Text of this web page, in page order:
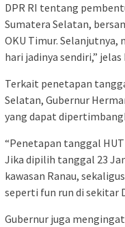
DPR RI tentang
Sumatera Selatan,
OKU Timur.
hari jadinya sendiri,” jelas
Terkait penetapan
Selatan, Gubernur
yang dapat
“Penetapan tanggal
Jika dipilih tanggal 23
kawasan Ranau,
seperti fun run di sekitar
Gubernur juga